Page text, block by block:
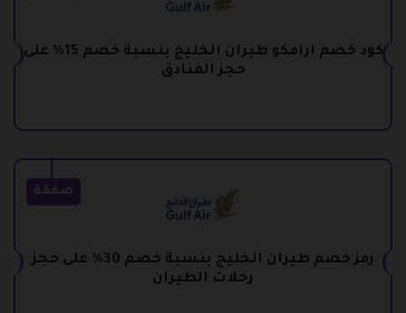
كود خصم ارامكو طيران الخليج بنسبة خصم 15% على
حجز الفنادق
صفقة
رمز خصم طيران الخليج بنسبة خصم 30% على حجز
رحلات الطيران